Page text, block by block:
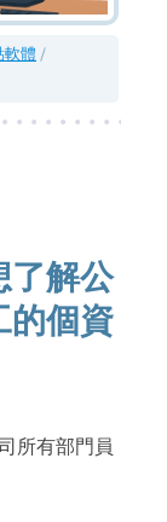
軟體
了解公
的個資
所有部門員